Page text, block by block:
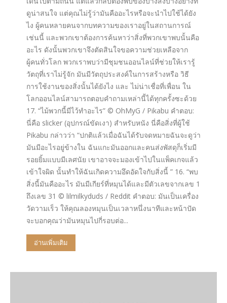
ดูน่าสนใจ แต่คุณไม่รู้ว่ามันคืออะไรหรือจะนำไปใช้ได้ยัง
ไง ผู้คนหลายคนจากบทความของเราอยู่ในสถานการณ์
เช่นนี้ และพวกเขาต้องการค้นหาว่าสิ่งที่พวกเขาพบนั้นคือ
อะไร ดังนั้นพวกเขาจึงตัดสินใจขอความช่วยเหลือจาก
ผู้คนทั่วโลก พวกเราพบว่ามีชุมชนออนไลน์ที่ช่วยให้เรารู้
วัตถุที่เราไม่รู้จัก มันมีวัตถุประสงค์ในการสร้างหรือ วิธี
การใช้งานของสิ่งนั้นได้ยังไง และ ไม่น่าเชื่อที่เพื่อน ใน
โลกออนไลน์สามารถตอบคำถามเหล่านี้ได้ทุกครั้งซะด้วย
17. “ไม้พวกนี้มีไว้ทำอะไร” © OhMyG / Pikabu คำตอบ:
นี่คือ slicker (อุปกรณ์ขัดเงา) สำหรับหนัง นี่คือสิ่งที่ผู้ใช้
Pikabu กล่าวว่า “ปกติแล้วเมื่อฉันได้รับจดหมายฉันจะดูว่า
มันมีอะไรอยู่ข้างใน ฉันแกะมันออกและคนส่งพัสดุก็เริ่มมี
รอยยิ้มแบบมีเลศนัย เขาอาจจะมองเข้าไปในแพ็คเกจแล้ว
เข้าใจผิด นั้นทำให้ฉันเกิดความอึดอัดใจกับสิ่งนี้ ” 16. “พบ
สิ่งนี้มันคืออะไร มันมีเกียร์ที่หมุนได้และมีตัวเลขจากเลข 1
ถึงเลข 31 © lilmilkyduds / Reddit คำตอบ: มันเป็นเครื่อง
วัดวามเร็ว ให้คุณลองหมุนเป็นเวลาหนึ่งนาทีและหน้าปัด
จะบอกคุณว่ามันหมุนไปกี่รอบต่อ...
อ่านเพิ่มเติม